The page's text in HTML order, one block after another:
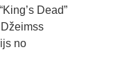
Dead”
no